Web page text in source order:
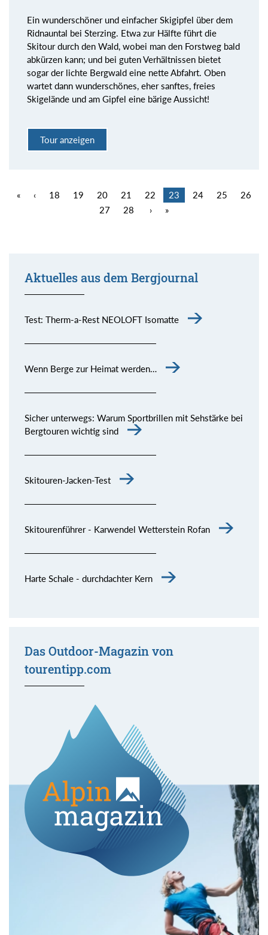
Ein wunderschöner und einfacher Skigipfel über dem
Ridnauntal bei Sterzing. Etwa zur Hälfte führt die
Skitour durch den Wald, wobei man den Forstweg bald
abkürzen kann; und bei guten Verhältnissen bietet
sogar der lichte Bergwald eine nette Abfahrt. Oben
wartet dann wunderschönes, eher sanftes, freies
Skigelände und am Gipfel eine bärige Aussicht!
Tour anzeigen
« ‹ 18 19 20 21 22 23 24 25
26
27
28 › »
Aktuelles aus dem Bergjournal
Test: Therm-a-Rest NEOLOFT Isomatte
Wenn Berge zur Heimat werden…
Sicher unterwegs: Warum Sportbrillen mit Sehstärke bei
Bergtouren wichtig sind
Skitouren-Jacken-Test
Skitourenführer - Karwendel Wetterstein Rofan
Harte Schale - durchdachter Kern
Das Outdoor-Magazin von
tourentipp.com